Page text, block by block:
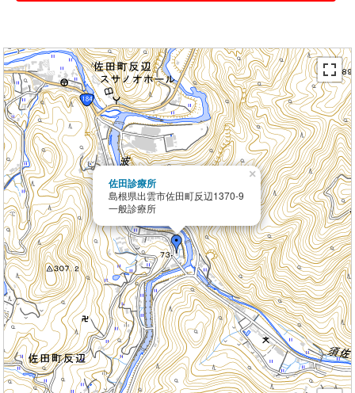
佐田診療所
島根県出雲市佐田町反辺1370-9
一般診療所
×